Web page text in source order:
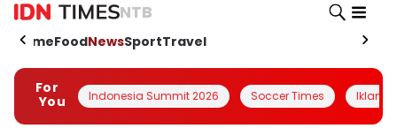
NTB
HomeFoodNewsSportTravel
For
You
Indonesia Summit 2026 Soccer Times Iklanin